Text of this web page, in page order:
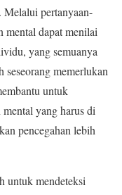
Melalui pertanyaan-
mental dapat menilai
yang semuanya
seseorang memerlukan
untuk
yang harus di
pencegahan lebih
untuk mendeteksi